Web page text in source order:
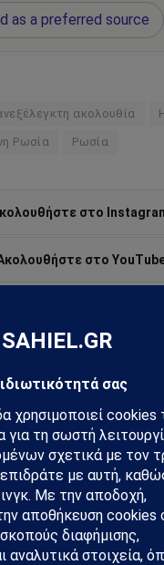
as a preferred source
ακολουθία
Ρωσία Ρωσία
στο
στο
ψηφιακή πύλη
στη γεωπολιτική, τη
και τις διεθνείς
και τον ευρύτερο